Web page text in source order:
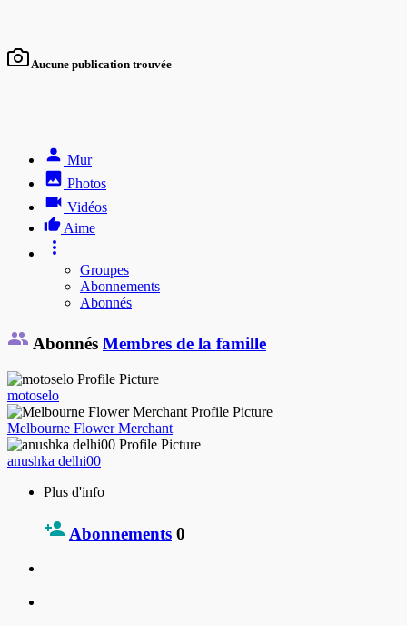
Aucune publication trouvée
Mur
Photos
Vidéos
Aime
Groupes
Abonnements
Abonnés
Abonnés Membres de la famille
motoselo
Melbourne Flower Merchant
anushka delhi00
Plus d'info
Abonnements 0